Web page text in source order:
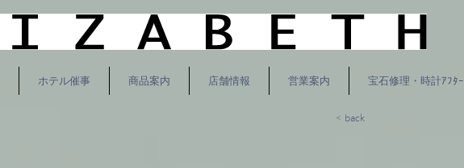
ホテル催事 商品案内 店舗情報 営業案内 宝石修理・時計ｱﾌﾀｰ
< back